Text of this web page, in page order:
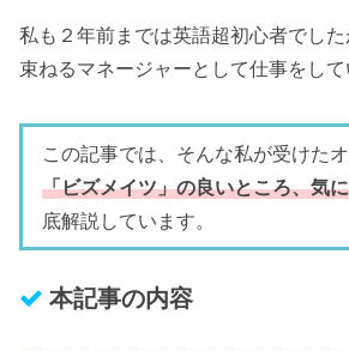
私も２年前までは英語超初心者でし
束ねるマネージャーとして仕事をして
この記事では、そんな私が受けた
「ビズメイツ」の良いところ、気
底解説しています。
本記事の内容